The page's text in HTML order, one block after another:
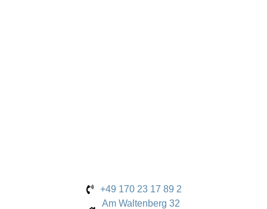
+49 170 23 17 89 2
Am Waltenberg 32